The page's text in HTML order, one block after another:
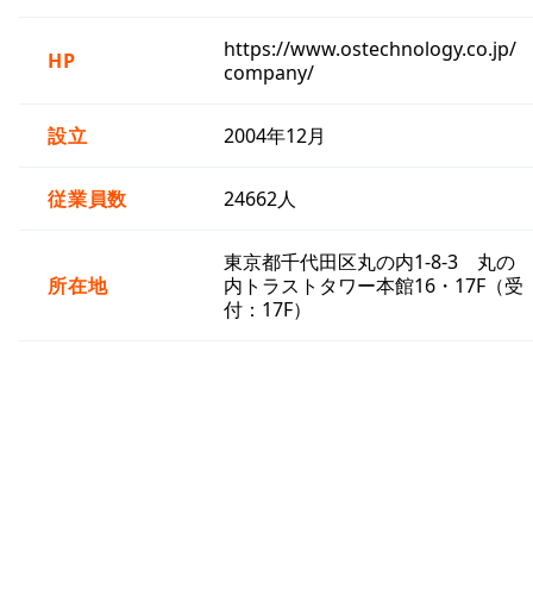
HP
https://www.ostechnology.co.jp/
company/
設立 2004年12月
従業員数 24662人
所在地
東京都千代田区丸の内1-8-3 丸の
内トラストタワー本館16・17F（受
付：17F）